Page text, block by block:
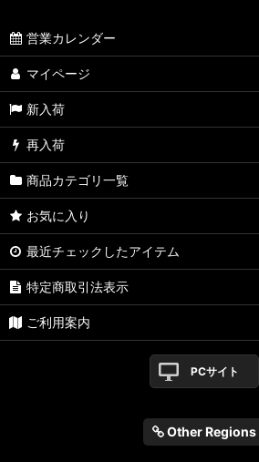
営業カレンダー
マイページ
新入荷
再入荷
商品カテゴリ一覧
お気に入り
最近チェックしたアイテム
特定商取引法表示
ご利用案内
PCサイト
Other Regions